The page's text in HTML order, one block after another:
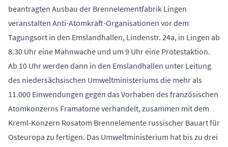
beantragten Ausbau der Brennelementfabrik Lingen
veranstalten Anti-Atomkraft-Organisationen vor dem
Tagungsort in den Emslandhallen, Lindenstr. 24a, in Lingen ab
8.30 Uhr eine Mahnwache und um 9 Uhr eine Protestaktion.
Ab 10 Uhr werden dann in den Emslandhallen unter Leitung
des niedersächsischen Umweltministeriums die mehr als
11.000 Einwendungen gegen das Vorhaben des französischen
Atomkonzerns Framatome verhandelt, zusammen mit dem
Kreml-Konzern Rosatom Brennelemente russischer Bauart für
Osteuropa zu fertigen. Das Umweltministerium hat bis zu drei